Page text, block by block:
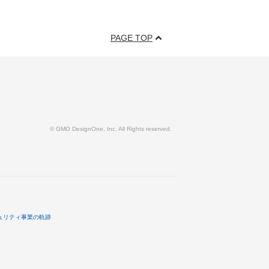
PAGE TOP
© GMO DesignOne, Inc. All Rights reserved.
リティ事業の軌跡